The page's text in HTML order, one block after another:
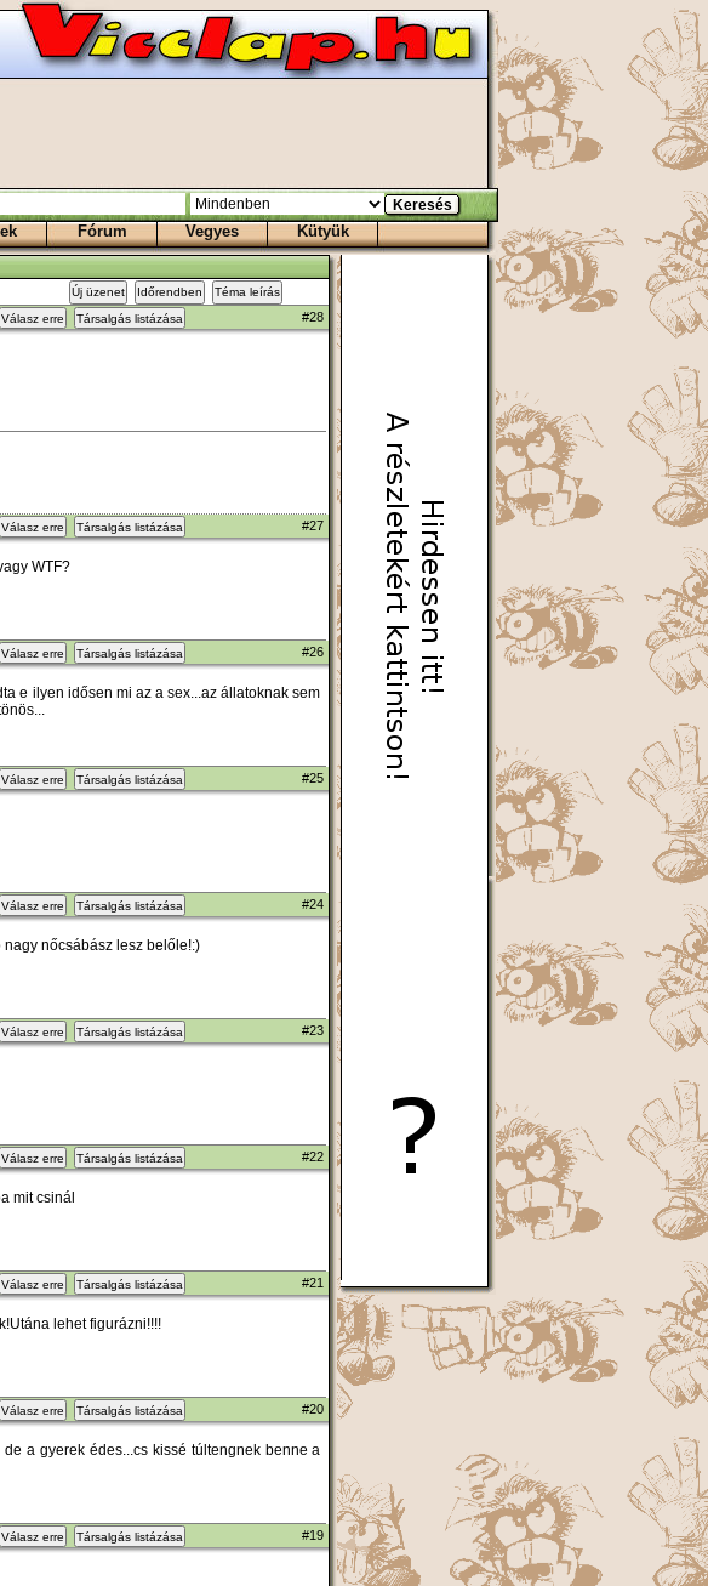
Fórum Vegyes Kütyük
Új üzenet Időrendben Téma leírás
Válasz erre Társalgás listázása #28
Válasz erre Társalgás listázása #27
WTF?
Válasz erre Társalgás listázása #26
e ilyen idősen mi az a sex...az állatoknak sem
Válasz erre Társalgás listázása #25
Válasz erre Társalgás listázása #24
nőcsábász lesz belőle!:)
Válasz erre Társalgás listázása #23
Válasz erre Társalgás listázása #22
mit csinál
Válasz erre Társalgás listázása #21
lehet figurázni!!!!
Válasz erre Társalgás listázása #20
a gyerek édes...cs kissé túltengnek benne a
Válasz erre Társalgás listázása #19